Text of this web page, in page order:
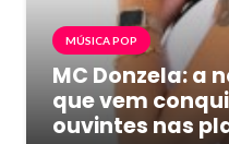
MÚSICA POP
MC Donzela: a
que vem
ouvintes nas